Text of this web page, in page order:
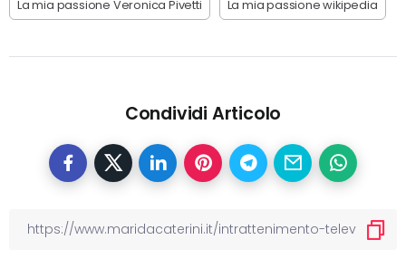
La mia passione Veronica Pivetti La mia passione wikipedia
Condividi Articolo